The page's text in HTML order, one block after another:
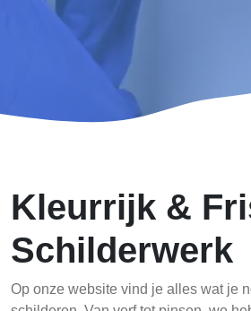
Kleurrijk &
Schilderwerk
Op onze website vind je alles wat je